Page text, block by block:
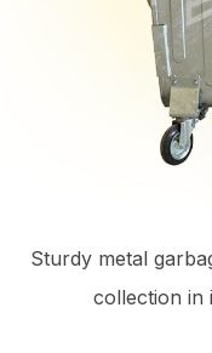
Sturdy metal
collection in